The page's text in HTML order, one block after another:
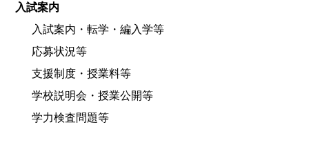
入試案内
入試案内・転学・編入学等
応募状況等
支援制度・授業料等
学校説明会・授業公開等
学力検査問題等